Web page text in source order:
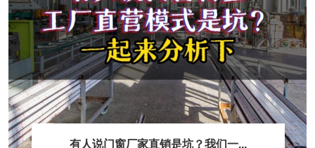
有人说门窗厂家直销是坑？我们一...